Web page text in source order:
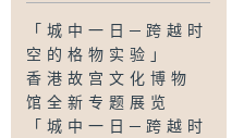
「城中一日─跨越时
空的格物实验」
香港故宫文化博物
馆全新专题展览
「城中一日─跨越时